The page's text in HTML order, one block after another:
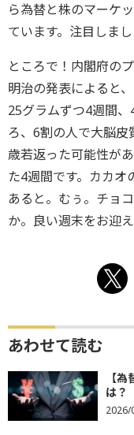
ら為替と株のマーケ
ています。注目しまし
ところで！内閣府の
明治の発表によると
25グラムずつ4週間
ろ、6割の人で大脳
歳若返った可能性が
た4週間です。カカ
あると。むぅ。チョ
か。良い週末をお迎え
あわせて読む
【
は？
2026/